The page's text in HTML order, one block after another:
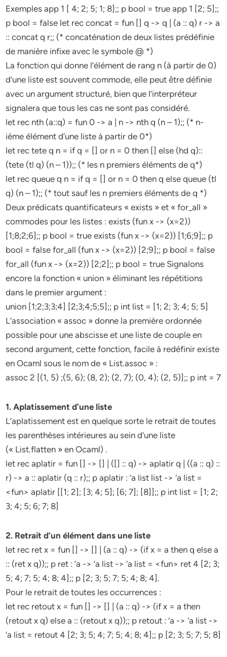
Exemples app 1 [ 4; 2; 5; 1; 8];; p bool = true app 1 [2; 5];;
p bool = false let rec concat = fun [] q -> q | (a :: q) r -> a
:: concat q r;; (* concaténation de deux listes prédéfinie
de manière infixe avec le symbole @ *)
La fonction qui donne l’élément de rang n (à partir de 0)
d’une liste est souvent commode, elle peut être définie
avec un argument structuré, bien que l’interpréteur
signalera que tous les cas ne sont pas considéré.
let rec nth (a::q) = fun 0 -> a | n -> nth q (n – 1);; (* n-
ième élément d’une liste à partir de 0*)
let rec tete q n = if q = [] or n = 0 then [] else (hd q)::
(tete (tl q) (n – 1));; (* les n premiers éléments de q*)
let rec queue q n = if q = [] or n = 0 then q else queue (tl
q) (n – 1);; (* tout sauf les n premiers éléments de q *)
Deux prédicats quantificateurs « exists » et « for_all »
commodes pour les listes : exists (fun x -> (x=2))
[1;8;2;6];; p bool = true exists (fun x -> (x=2)) [1;6;9];; p
bool = false for_all (fun x -> (x=2)) [2;9];; p bool = false
for_all (fun x -> (x=2)) [2;2];; p bool = true Signalons
encore la fonction « union » éliminant les répétitions
dans le premier argument :
union [1;2;3;3;4] [2;3;4;5;5];; p int list = [1; 2; 3; 4; 5; 5]
L’association « assoc » donne la première ordonnée
possible pour une abscisse et une liste de couple en
second argument, cette fonction, facile à redéfinir existe
en Ocaml sous le nom de « List.assoc » :
assoc 2 [(1, 5) ;(5, 6); (8, 2); (2, 7); (0, 4); (2, 5)];; p int = 7
1. Aplatissement d’une liste
L’aplatissement est en quelque sorte le retrait de toutes
les parenthèses intérieures au sein d’une liste
(« List.flatten » en Ocaml) .
let rec aplatir = fun [] -> [] | ([] :: q) -> aplatir q | ((a :: q) ::
r) -> a :: aplatir (q :: r);; p aplatir : ‘a list list -> ‘a list =
<fun> aplatir [[1; 2]; [3; 4; 5]; [6; 7]; [8]];; p int list = [1; 2;
3; 4; 5; 6; 7; 8]
2. Retrait d’un élément dans une liste
let rec ret x = fun [] -> [] | (a :: q) -> (if x = a then q else a
:: (ret x q));; p ret : ‘a -> ‘a list -> ‘a list = <fun> ret 4 [2; 3;
5; 4; 7; 5; 4; 8; 4];; p [2; 3; 5; 7; 5; 4; 8; 4].
Pour le retrait de toutes les occurrences :
let rec retout x = fun [] -> [] | (a :: q) -> (if x = a then
(retout x q) else a :: (retout x q));; p retout : ‘a -> ‘a list ->
‘a list = retout 4 [2; 3; 5; 4; 7; 5; 4; 8; 4];; p [2; 3; 5; 7; 5; 8]